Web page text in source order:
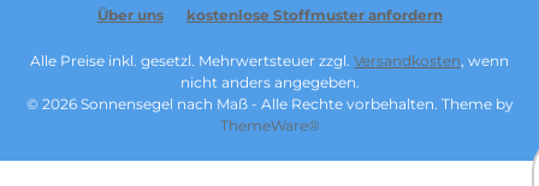
Über uns kostenlose Stoffmuster anfordern
Alle Preise inkl. gesetzl. Mehrwertsteuer zzgl. Versandkosten, wenn
nicht anders angegeben.
© 2026 Sonnensegel nach Maß - Alle Rechte vorbehalten. Theme by
ThemeWare®